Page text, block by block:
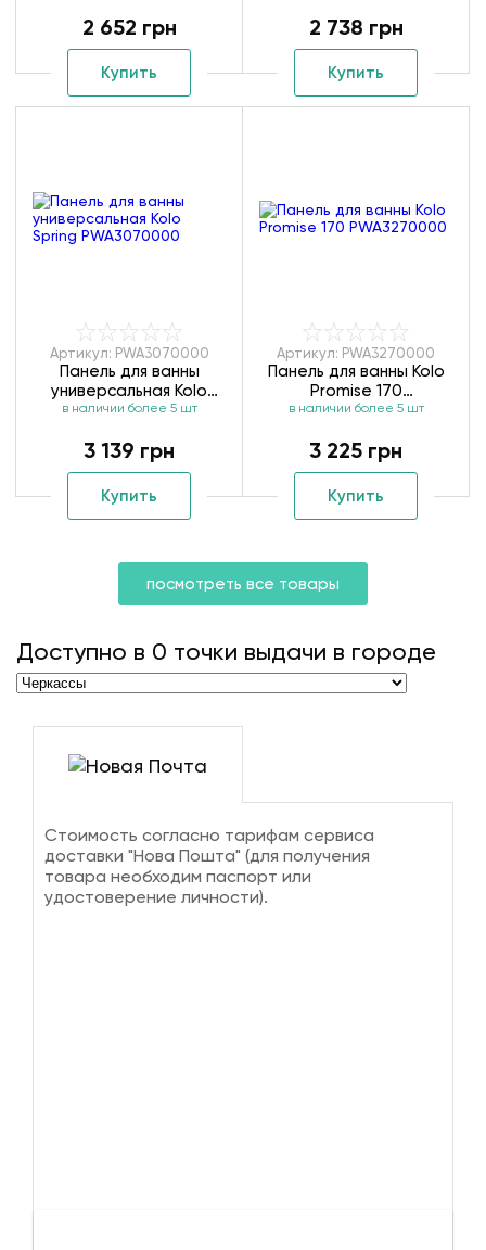
2 652 грн
Купить
2 738 грн
Купить
Артикул: PWA3070000
Панель для ванны
универсальная Kolo
Spring PWA3070000
в наличии более 5 шт
3 139 грн
Купить
Артикул: PWA3270000
Панель для ванны Kolo
Promise 170
PWA3270000
в наличии более 5 шт
3 225 грн
Купить
посмотреть все товары
Доступно в 0 точки выдачи в городе
Стоимость согласно тарифам сервиса
доставки "Нова Пошта" (для получения
товара необходим паспорт или
удостоверение личности).